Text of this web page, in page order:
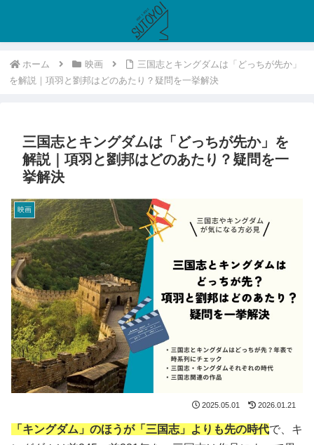
ホーム 映画
三国志とキングダムは「どっちが先か」
を解説｜項羽と劉邦はどのあたり？疑問を一挙解決
三国志とキングダムは「どっちが先か」を
解説｜項羽と劉邦はどのあたり？疑問を一
挙解決
映画
2025.05.01 2026.01.21
「キングダム」のほうが「三国志」よりも先の時代で、キ